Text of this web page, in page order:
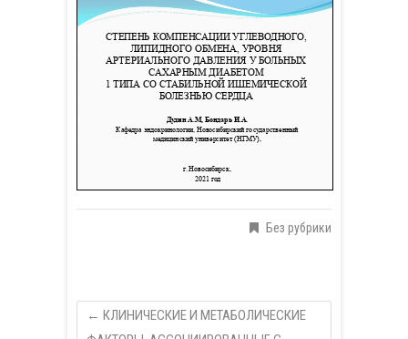
Без рубрики
← КЛИНИЧЕСКИЕ И МЕТАБОЛИЧЕСКИЕ